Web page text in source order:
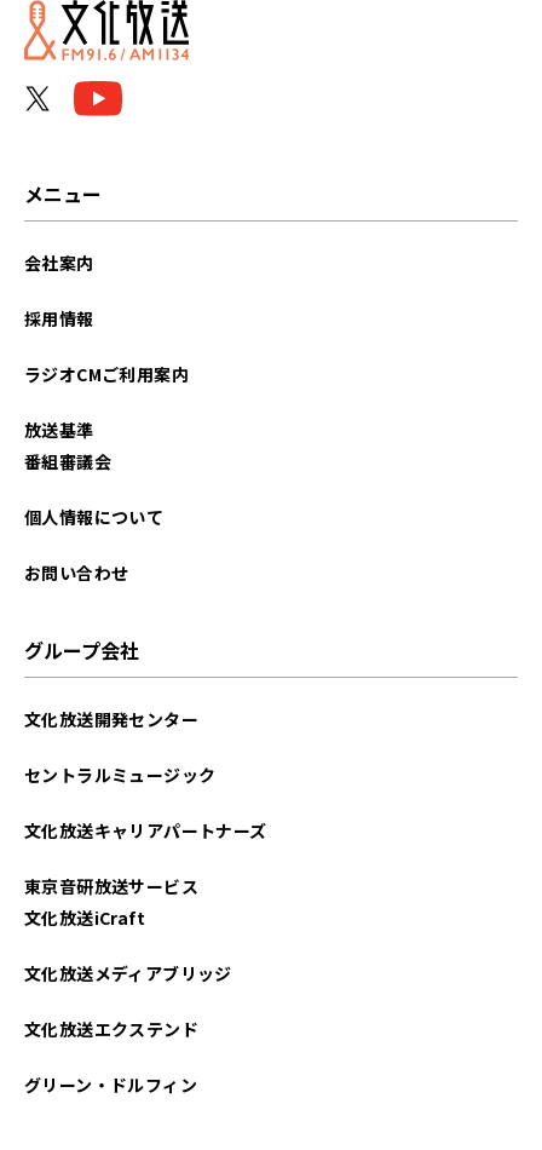
2025年12月
2024年07月
2023年12月
メニュー
会社案内
採用情報
ラジオCMご利用案内
放送基準
番組審議会
個人情報について
お問い合わせ
グループ会社
文化放送開発センター
セントラルミュージック
文化放送キャリアパートナーズ
東京音研放送サービス
文化放送iCraft
文化放送メディアブリッジ
文化放送エクステンド
グリーン・ドルフィン